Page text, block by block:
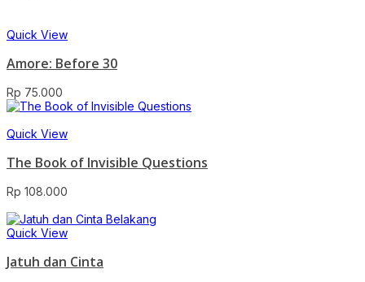
Quick View
Amore: Before 30
Rp 75.000
Quick View
The Book of Invisible Questions
Rp 108.000
Quick View
Jatuh dan Cinta